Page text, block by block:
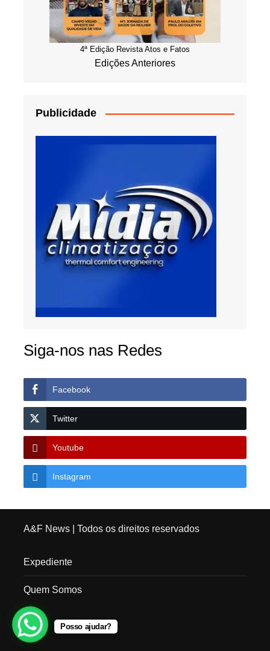
4ª Edição Revista Atos e Fatos
Edições Anteriores
Publicidade
Siga-nos nas Redes
Facebook
Twitter
Youtube
Instagram
A&F News| Todos os direitos reservados
Expediente
Quem Somos
Posso ajudar?